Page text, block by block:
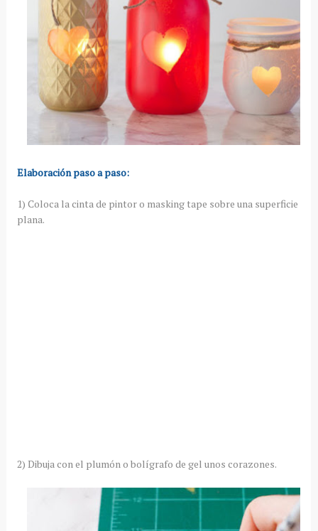
Elaboración paso a paso:
1) Coloca la cinta de pintor o masking tape sobre una superficie
plana.
2) Dibuja con el plumón o bolígrafo de gel unos corazones.